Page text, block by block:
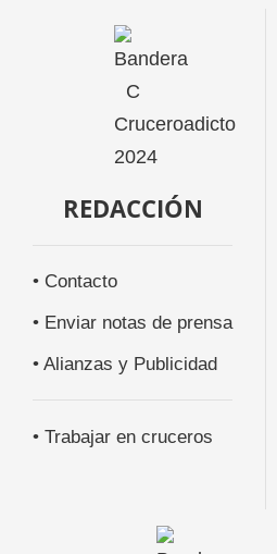
REDACCIÓN
• Contacto
• Enviar notas de prensa
• Alianzas y Publicidad
• Trabajar en cruceros